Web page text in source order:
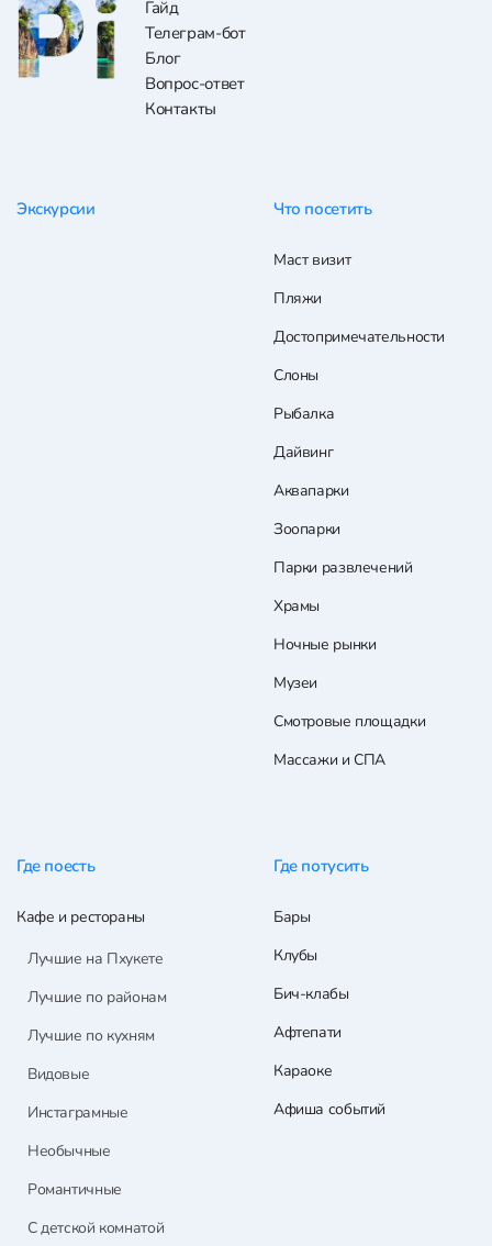
Гайд
Телеграм-бот
Блог
Вопрос-ответ
Контакты
Экскурсии Что посетить
Маст визит
Пляжи
Достопримечательности
Слоны
Рыбалка
Дайвинг
Аквапарки
Зоопарки
Парки развлечений
Храмы
Ночные рынки
Музеи
Смотровые площадки
Массажи и СПА
Где поесть
Кафе и рестораны
Лучшие на Пхукете
Лучшие по районам
Лучшие по кухням
Видовые
Инстаграмные
Необычные
Романтичные
С детской комнатой
Где потусить
Бары
Клубы
Бич-клабы
Афтепати
Караоке
Афиша событий